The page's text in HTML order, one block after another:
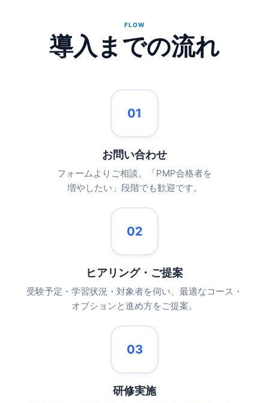
FLOW
導入までの流れ
01
お問い合わせ
フォームよりご相談。「PMP合格者を
増やしたい」段階でも歓迎です。
02
ヒアリング・ご提案
受験予定・学習状況・対象者を伺い、最適なコース・
オプションと進め方をご提案。
03
研修実施